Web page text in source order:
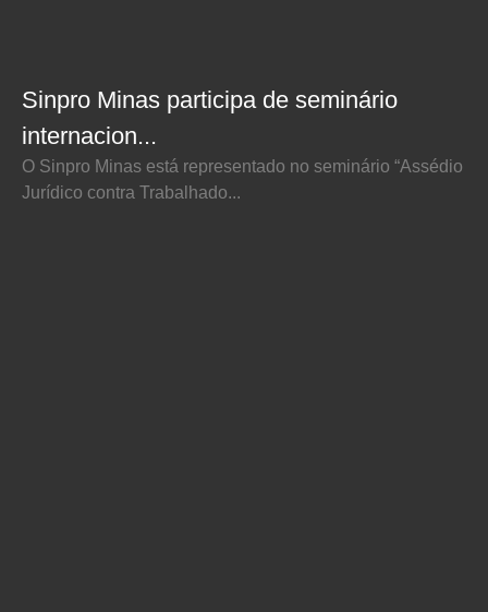
Sinpro Minas participa de seminário
internacion...
O Sinpro Minas está representado no seminário “Assédio
Jurídico contra Trabalhado...